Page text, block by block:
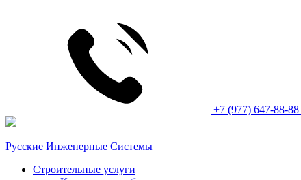
+7 (977) 647-88-88
Русские Инженерные Системы
Строительные услуги